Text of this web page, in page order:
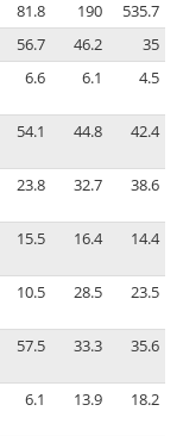
81.8 190
535.7
56.7 46.2
35
6.6 6.1 4.5
54.1 44.8 42.4
23.8 32.7 38.6
15.5 16.4 14.4
10.5 28.5 23.5
57.5 33.3 35.6
6.1 13.9 18.2